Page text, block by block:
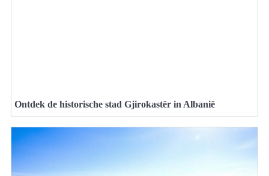
Ontdek de historische stad Gjirokastër in Albanië